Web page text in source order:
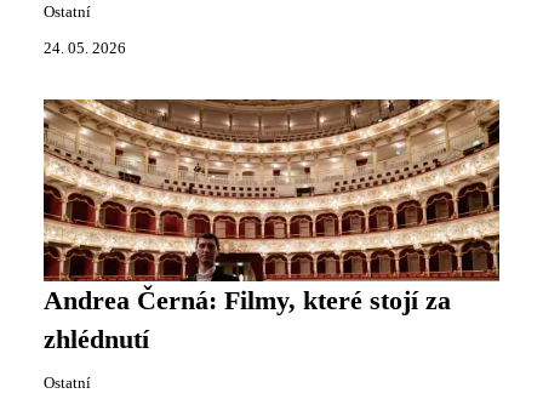
Ostatní
24. 05. 2026
Andrea Černá: Filmy, které stojí za
zhlédnutí
Ostatní